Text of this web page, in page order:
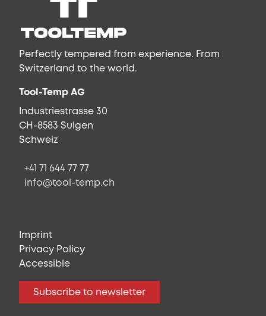
Perfectly tempered from experience. From
Switzerland to the world.
Tool-Temp AG
Industriestrasse 30
CH-8583 Sulgen
Schweiz
+41 71 644 77 77
info@tool-temp.ch
Imprint
Privacy Policy
Accessible
Subscribe to newsletter